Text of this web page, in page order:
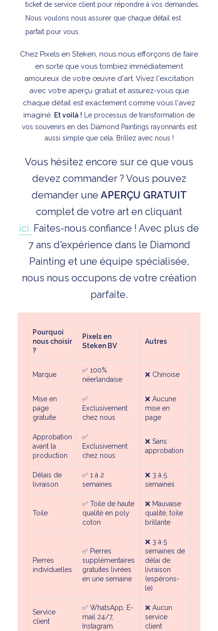
ticket de service client pour répondre à vos demandes.
Nous voulons nous assurer que chaque détail est
parfait pour vous.
Chez Pixels en Steken, nous nous efforçons de faire
en sorte que vous tombiez immédiatement
amoureux de votre œuvre d'art. Vivez l'excitation
avec votre aperçu gratuit et assurez-vous que
chaque détail est exactement comme vous l'avez
imaginé. Et voilà ! Le processus de transformation de
vos souvenirs en des Diamond Paintings rayonnants est
aussi simple que cela. Brillez avec nous !
Vous hésitez encore sur ce que vous
devez commander ? Vous pouvez
demander une APERÇU GRATUIT
complet de votre art en cliquant
ici. Faites-nous confiance ! Avec plus de
7 ans d'expérience dans le Diamond
Painting et une équipe spécialisée,
nous nous occupons de votre création
parfaite.
Pourquoi
nous choisir
?
Pixels en
Steken BV
Autres
Marque
✅ 100%
néerlandaise
❌ Chinoise
Mise en
page
gratuite
✅
Exclusivement
chez nous
❌ Aucune
mise en
page
Approbation
avant la
production
✅
Exclusivement
chez nous
❌ Sans
approbation
Délais de
livraison
✅ 1 à 2
semaines
❌ 3 à 5
semaines
Toile
✅ Toile de haute
qualité en poly
coton
❌ Mauvaise
qualité, toile
brillante
Pierres
individuelles
✅ Pierres
supplémentaires
gratuites livrées
en une semaine
❌ 3 à 5
semaines de
délai de
livraison
(espérons-
le)
Service
client
✅ WhatsApp, E-
mail 24/7,
Instagram.
❌ Aucun
service
client